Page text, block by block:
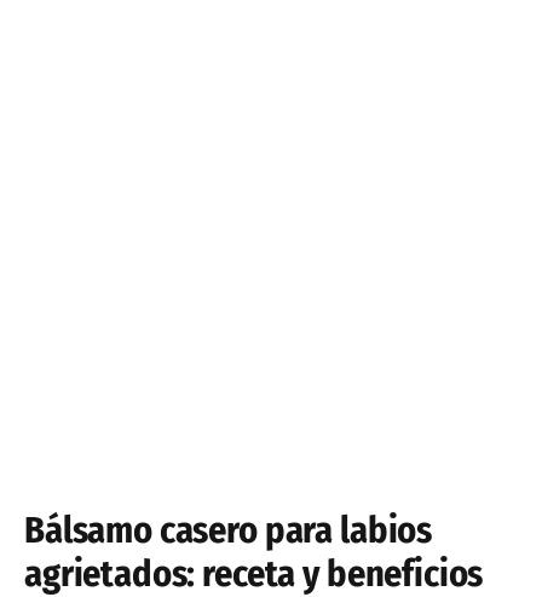
Bálsamo casero para labios
agrietados: receta y beneficios